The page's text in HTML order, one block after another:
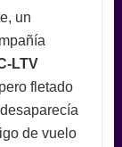
un
LTV
fletado
de vuelo